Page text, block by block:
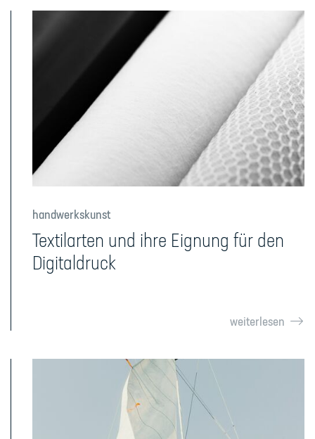
handwerkskunst
Textilarten und ihre Eignung für den
Digitaldruck
weiterlesen